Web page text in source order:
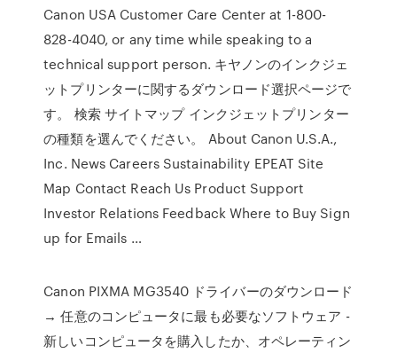
Canon USA Customer Care Center at 1-800-
828-4040, or any time while speaking to a
technical support person. キヤノンのインクジェ
ットプリンターに関するダウンロード選択ページで
す。 検索 サイトマップ インクジェットプリンター
の種類を選んでください。 About Canon U.S.A.,
Inc. News Careers Sustainability EPEAT Site
Map Contact Reach Us Product Support
Investor Relations Feedback Where to Buy Sign
up for Emails …
Canon PIXMA MG3540 ドライバーのダウンロード
→ 任意のコンピュータに最も必要なソフトウェア -
新しいコンピュータを購入したか、オペレーティン